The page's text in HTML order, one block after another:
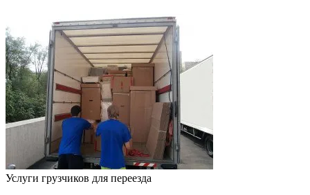
Услуги грузчиков для переезда